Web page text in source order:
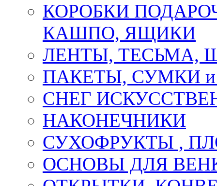
КОРОБКИ
КАШПО, ЯЩИКИ
ЛЕНТЫ, ТЕСЬМА,
ПАКЕТЫ, СУМКИ
СНЕГ
НАКОНЕЧНИКИ
СУХОФРУКТЫ ,
ОСНОВЫ ДЛЯ